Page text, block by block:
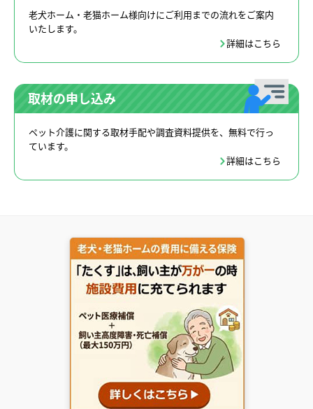
老犬ホーム・老猫ホーム様向けにご利用までの流れをご案内
いたします。
詳細はこちら
取材の申し込み
ペット介護に関する取材手配や調査資料提供を、無料で行っ
ています。
詳細はこちら